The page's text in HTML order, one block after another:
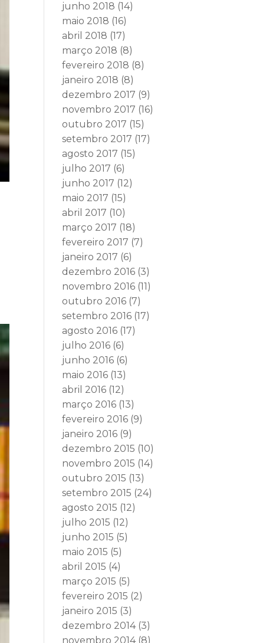
junho 2018 (14)
maio 2018 (16)
abril 2018 (17)
março 2018 (8)
fevereiro 2018 (8)
janeiro 2018 (8)
dezembro 2017 (9)
novembro 2017 (16)
outubro 2017 (15)
setembro 2017 (17)
agosto 2017 (15)
julho 2017 (6)
junho 2017 (12)
maio 2017 (15)
abril 2017 (10)
março 2017 (18)
fevereiro 2017 (7)
janeiro 2017 (6)
dezembro 2016 (3)
novembro 2016 (11)
outubro 2016 (7)
setembro 2016 (17)
agosto 2016 (17)
julho 2016 (6)
junho 2016 (6)
maio 2016 (13)
abril 2016 (12)
março 2016 (13)
fevereiro 2016 (9)
janeiro 2016 (9)
dezembro 2015 (10)
novembro 2015 (14)
outubro 2015 (13)
setembro 2015 (24)
agosto 2015 (12)
julho 2015 (12)
junho 2015 (5)
maio 2015 (5)
abril 2015 (4)
março 2015 (5)
fevereiro 2015 (2)
janeiro 2015 (3)
dezembro 2014(3)
novembro 2014(8)